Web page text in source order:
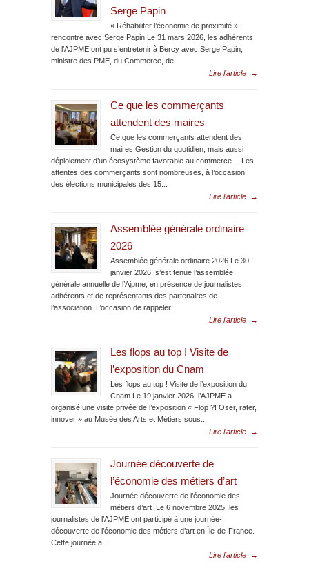
Serge Papin
« Réhabiliter l’économie de proximité » :
rencontre avec Serge Papin Le 31 mars 2026, les adhérents
de l’AJPME ont pu s’entretenir à Bercy avec Serge Papin,
ministre des PME, du Commerce, de...
Lire l'article
→
Ce que les commerçants
attendent des maires
Ce que les commerçants attendent des
maires Gestion du quotidien, mais aussi
déploiement d’un écosystème favorable au commerce… Les
attentes des commerçants sont nombreuses, à l’occasion
des élections municipales des 15...
Lire l'article
→
Assemblée générale ordinaire
2026
Assemblée générale ordinaire 2026 Le 30
janvier 2026, s’est tenue l’assemblée
générale annuelle de l’Ajpme, en présence de journalistes
adhérents et de représentants des partenaires de
l’association. L’occasion de rappeler...
Lire l'article
→
Les flops au top ! Visite de
l’exposition du Cnam
Les flops au top ! Visite de l’exposition du
Cnam Le 19 janvier 2026, l’AJPME a
organisé une visite privée de l’exposition « Flop ?! Oser, rater,
innover » au Musée des Arts et Métiers sous...
Lire l'article
→
Journée découverte de
l’économie des métiers d’art
Journée découverte de l’économie des
métiers d’art Le 6 novembre 2025, les
journalistes de l’AJPME ont participé à une journée-
découverte de l’économie des métiers d’art en Île-de-France.
Cette journée a...
Lire l'article
→